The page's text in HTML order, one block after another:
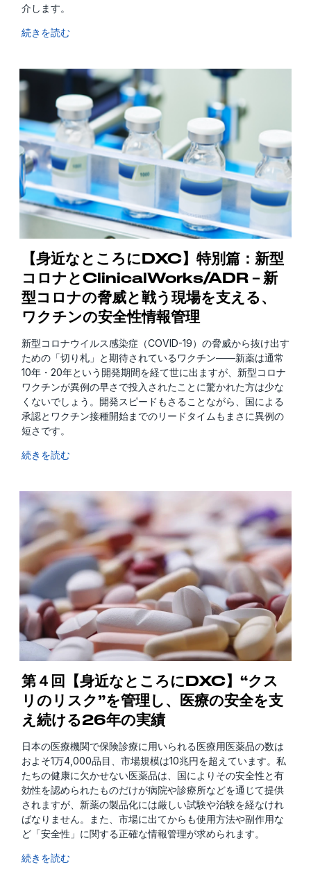
介します。
続きを読む
【身近なところにDXC】特別篇：新型
コロナとClinicalWorks/ADR－新
型コロナの脅威と戦う現場を支える、
ワクチンの安全性情報管理
新型コロナウイルス感染症（COVID-19）の脅威から抜け出す
ための「切り札」と期待されているワクチン――新薬は通常
10年・20年という開発期間を経て世に出ますが、新型コロナ
ワクチンが異例の早さで投入されたことに驚かれた方は少な
くないでしょう。開発スピードもさることながら、国による
承認とワクチン接種開始までのリードタイムもまさに異例の
短さです。
続きを読む
第４回【身近なところにDXC】“クス
リのリスク”を管理し、医療の安全を支
え続ける26年の実績
日本の医療機関で保険診療に用いられる医療用医薬品の数は
およそ1万4,000品目、市場規模は10兆円を超えています。私
たちの健康に欠かせない医薬品は、国によりその安全性と有
効性を認められたものだけが病院や診療所などを通じて提供
されますが、新薬の製品化には厳しい試験や治験を経なけれ
ばなりません。また、市場に出てからも使用方法や副作用な
ど「安全性」に関する正確な情報管理が求められます。
続きを読む